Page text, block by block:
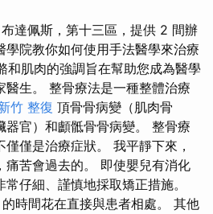
達佩斯，第十三區，提供 2 間辦
院教你如何使用手法醫學來治療
和肌肉的強調旨在幫助您成為醫學
醫生。 整骨療法是一種整體治療
竹 整復 頂骨骨病變（肌肉骨
器官）和顱骶骨骨病變。 整骨療
僅是治療症狀。 我平靜下來，
痛苦會過去的。 即使嬰兒有消化
仔細、謹慎地採取矯正措施。
時間花在直接與患者相處。 其他